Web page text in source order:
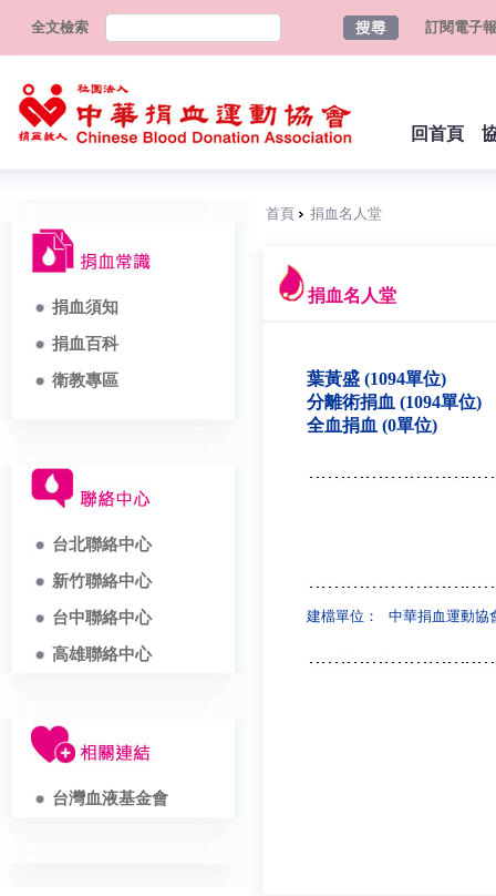
全文檢索 訂閱電子報
回首頁
捐血須知
捐血百科
衛教專區
台北聯絡中心
新竹聯絡中心
台中聯絡中心
高雄聯絡中心
台灣血液基金會
首頁 捐血名人堂
捐血名人堂
葉黃盛 (1094單位)
分離術捐血 (1094單位)
全血捐血 (0單位)
建檔單位： 中華捐血運動協